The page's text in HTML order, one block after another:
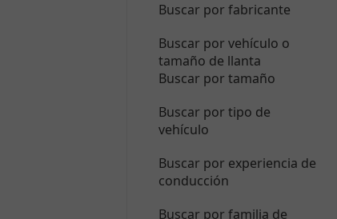
Buscar por fabricante
Buscar por vehículo o
tamaño de llanta
Buscar por tamaño
Buscar por tipo de
vehículo
Buscar por experiencia de
conducción
Buscar por familia de